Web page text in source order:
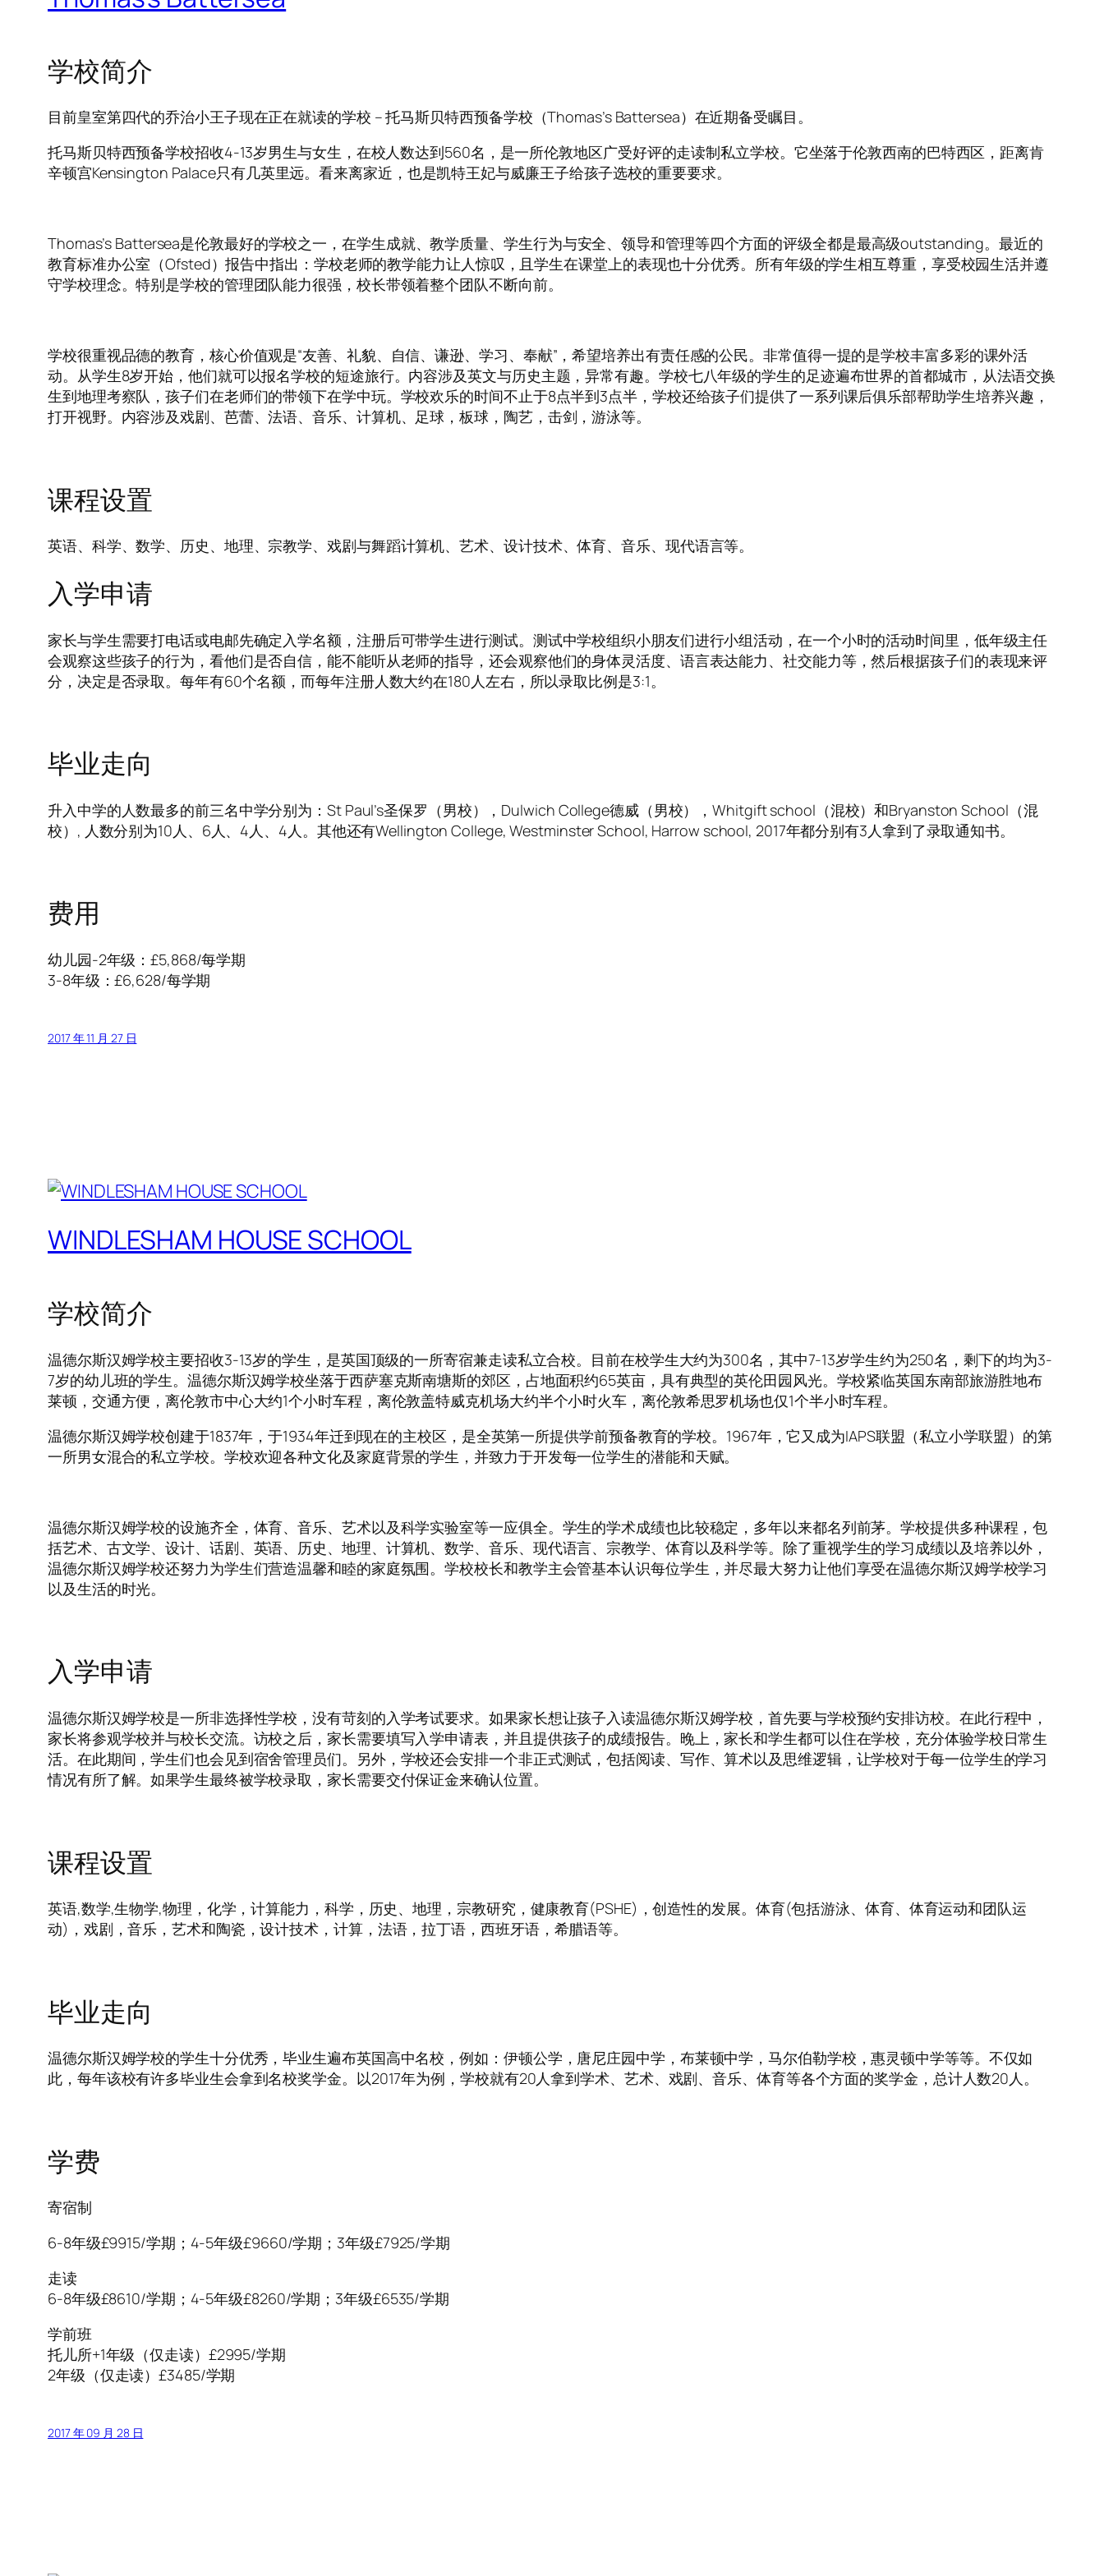
学校简介
目前皇室第四代的乔治小王子现在正在就读的学校 – 托马斯贝特西预备学校（Thomas’s Battersea）在近期备受瞩目。
托马斯贝特西预备学校招收4-13岁男生与女生，在校人数达到560名，是一所伦敦地区广受好评的走读制私立学校。它坐落于伦敦西南的巴特西区，距离肯
辛顿宫Kensington Palace只有几英里远。看来离家近，也是凯特王妃与威廉王子给孩子选校的重要要求。
Thomas’s Battersea是伦敦最好的学校之一，在学生成就、教学质量、学生行为与安全、领导和管理等四个方面的评级全都是最高级outstanding。最近的
教育标准办公室（Ofsted）报告中指出：学校老师的教学能力让人惊叹，且学生在课堂上的表现也十分优秀。所有年级的学生相互尊重，享受校园生活并遵
守学校理念。特别是学校的管理团队能力很强，校长带领着整个团队不断向前。
学校很重视品德的教育，核心价值观是“友善、礼貌、自信、谦逊、学习、奉献”，希望培养出有责任感的公民。非常值得一提的是学校丰富多彩的课外活
动。从学生8岁开始，他们就可以报名学校的短途旅行。内容涉及英文与历史主题，异常有趣。学校七八年级的学生的足迹遍布世界的首都城市，从法语交换
生到地理考察队，孩子们在老师们的带领下在学中玩。学校欢乐的时间不止于8点半到3点半，学校还给孩子们提供了一系列课后俱乐部帮助学生培养兴趣，
打开视野。内容涉及戏剧、芭蕾、法语、音乐、计算机、足球，板球，陶艺，击剑，游泳等。
课程设置
英语、科学、数学、历史、地理、宗教学、戏剧与舞蹈计算机、艺术、设计技术、体育、音乐、现代语言等。
入学申请
家长与学生需要打电话或电邮先确定入学名额，注册后可带学生进行测试。测试中学校组织小朋友们进行小组活动，在一个小时的活动时间里，低年级主任
会观察这些孩子的行为，看他们是否自信，能不能听从老师的指导，还会观察他们的身体灵活度、语言表达能力、社交能力等，然后根据孩子们的表现来评
分，决定是否录取。每年有60个名额，而每年注册人数大约在180人左右，所以录取比例是3:1。
毕业走向
升入中学的人数最多的前三名中学分别为：St Paul’s圣保罗（男校），Dulwich College德威（男校），Whitgift school（混校）和Bryanston School（混
校）, 人数分别为10人、6人、4人、4人。其他还有Wellington College, Westminster School, Harrow school, 2017年都分别有3人拿到了录取通知书。
费用
幼儿园-2年级：£5,868/每学期
3-8年级：£6,628/每学期
2017 年 11 月 27 日
WINDLESHAM HOUSE SCHOOL
学校简介
温德尔斯汉姆学校主要招收3-13岁的学生，是英国顶级的一所寄宿兼走读私立合校。目前在校学生大约为300名，其中7-13岁学生约为250名，剩下的均为3-
7岁的幼儿班的学生。温德尔斯汉姆学校坐落于西萨塞克斯南塘斯的郊区，占地面积约65英亩，具有典型的英伦田园风光。学校紧临英国东南部旅游胜地布
莱顿，交通方便，离伦敦市中心大约1个小时车程，离伦敦盖特威克机场大约半个小时火车，离伦敦希思罗机场也仅1个半小时车程。
温德尔斯汉姆学校创建于1837年，于1934年迁到现在的主校区，是全英第一所提供学前预备教育的学校。1967年，它又成为IAPS联盟（私立小学联盟）的第
一所男女混合的私立学校。学校欢迎各种文化及家庭背景的学生，并致力于开发每一位学生的潜能和天赋。
温德尔斯汉姆学校的设施齐全，体育、音乐、艺术以及科学实验室等一应俱全。学生的学术成绩也比较稳定，多年以来都名列前茅。学校提供多种课程，包
括艺术、古文学、设计、话剧、英语、历史、地理、计算机、数学、音乐、现代语言、宗教学、体育以及科学等。除了重视学生的学习成绩以及培养以外，
温德尔斯汉姆学校还努力为学生们营造温馨和睦的家庭氛围。学校校长和教学主会管基本认识每位学生，并尽最大努力让他们享受在温德尔斯汉姆学校学习
以及生活的时光。
入学申请
温德尔斯汉姆学校是一所非选择性学校，没有苛刻的入学考试要求。如果家长想让孩子入读温德尔斯汉姆学校，首先要与学校预约安排访校。在此行程中，
家长将参观学校并与校长交流。访校之后，家长需要填写入学申请表，并且提供孩子的成绩报告。晚上，家长和学生都可以住在学校，充分体验学校日常生
活。在此期间，学生们也会见到宿舍管理员们。另外，学校还会安排一个非正式测试，包括阅读、写作、算术以及思维逻辑，让学校对于每一位学生的学习
情况有所了解。如果学生最终被学校录取，家长需要交付保证金来确认位置。
课程设置
英语,数学,生物学,物理，化学，计算能力，科学，历史、地理，宗教研究，健康教育(PSHE)，创造性的发展。体育(包括游泳、体育、体育运动和团队运
动)，戏剧，音乐，艺术和陶瓷，设计技术，计算，法语，拉丁语，西班牙语，希腊语等。
毕业走向
温德尔斯汉姆学校的学生十分优秀，毕业生遍布英国高中名校，例如：伊顿公学，唐尼庄园中学，布莱顿中学，马尔伯勒学校，惠灵顿中学等等。不仅如
此，每年该校有许多毕业生会拿到名校奖学金。以2017年为例，学校就有20人拿到学术、艺术、戏剧、音乐、体育等各个方面的奖学金，总计人数20人。
学费
寄宿制
6-8年级£9915/学期；4-5年级£9660/学期；3年级£7925/学期
走读
6-8年级£8610/学期；4-5年级£8260/学期；3年级£6535/学期
学前班
托儿所+1年级（仅走读）£2995/学期
2年级（仅走读）£3485/学期
2017 年 09 月 28 日